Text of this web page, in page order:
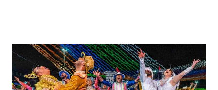
indiciamento para apropriar-se da volumosa herança. Em
1862, transferiu-se para o Rio de Janeiro e casou-se com
uma irmã do Visconde de Uruguai. O Barão de Maruim